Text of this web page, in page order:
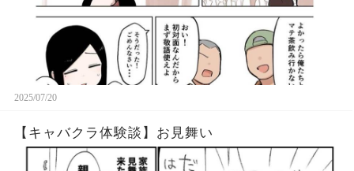
2025/07/20
【キャバクラ体験談】お見舞い